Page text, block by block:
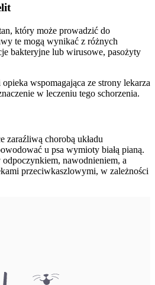
który może prowadzić do
te mogą wynikać z różnych
bakteryjne lub wirusowe, pasożyty
wspomagająca ze strony lekarza
w leczeniu tego schorzenia.
zaraźliwą chorobą układu
u psa wymioty białą pianą.
nawodnieniem, a
przeciwkaszlowymi, w zależności